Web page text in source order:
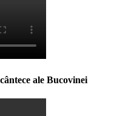
ale Bucovinei